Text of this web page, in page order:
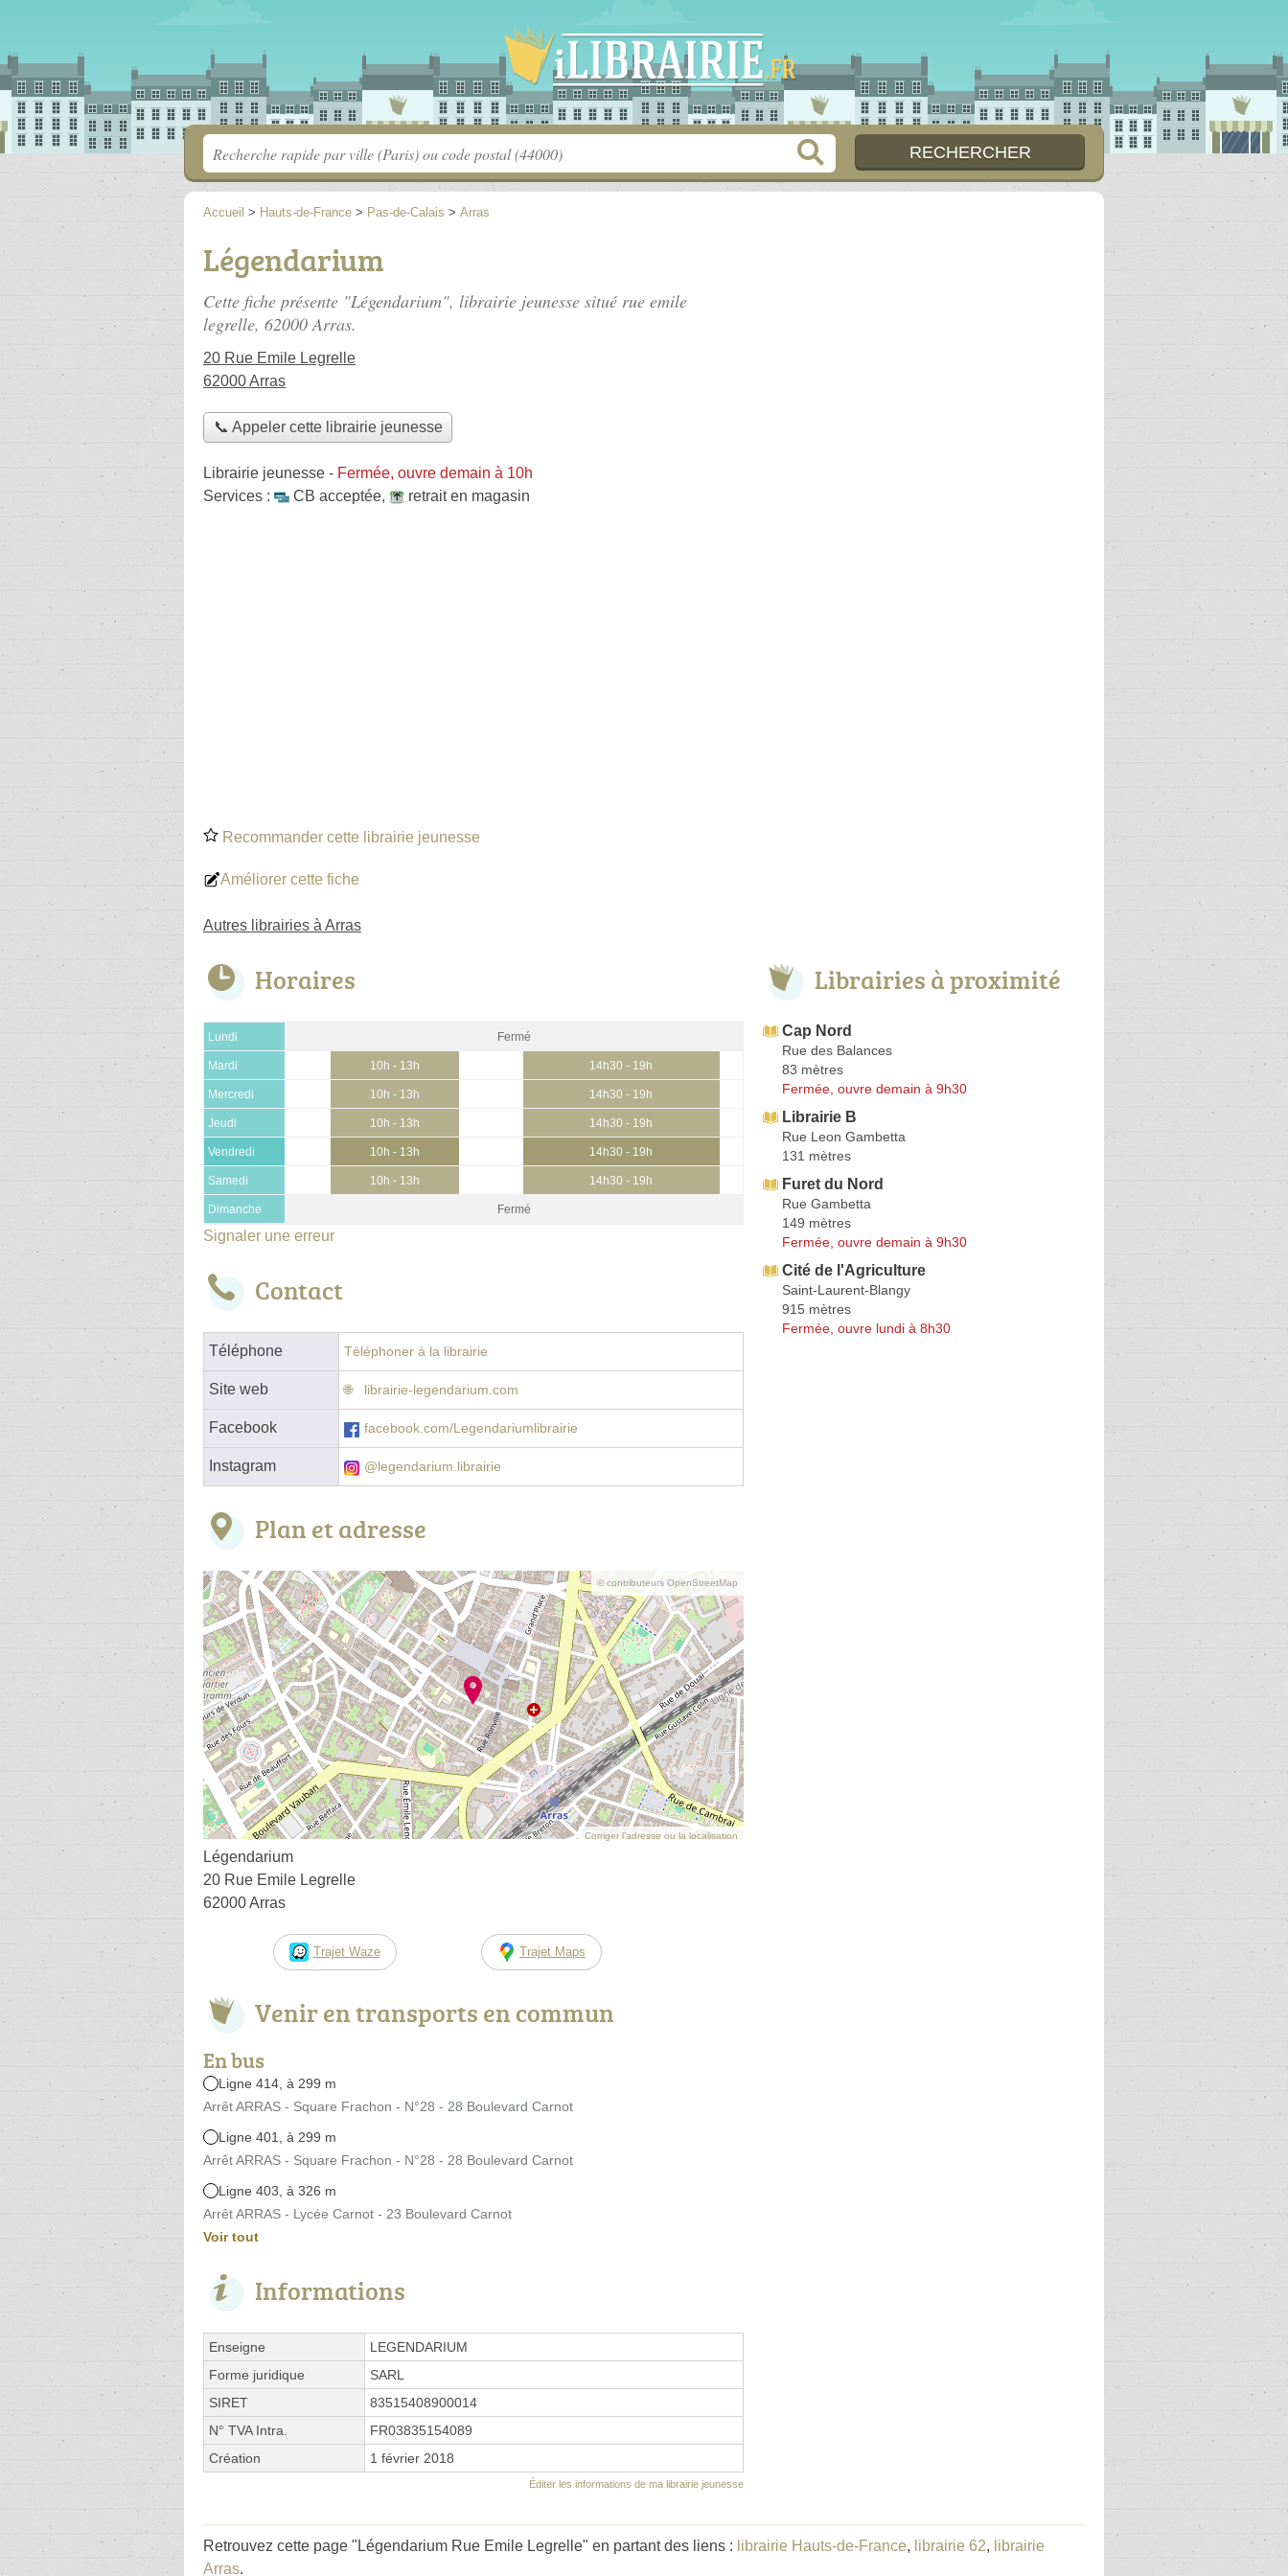
Accueil > Hauts-de-France > Pas-de-Calais > Arras
Légendarium
Cette fiche présente "Légendarium", librairie jeunesse situé rue emile
legrelle, 62000 Arras.
20 Rue Emile Legrelle
62000 Arras
📞 Appeler cette librairie jeunesse
Librairie jeunesse - Fermée, ouvre demain à 10h
Services :
CB acceptée, retrait en magasin
Recommander cette librairie jeunesse
Améliorer cette fiche
Autres librairies à Arras
Horaires
Lundi Fermé
Mardi 10h - 13h 14h30 - 19h
Mercredi 10h - 13h 14h30 - 19h
Jeudi 10h - 13h 14h30 - 19h
Vendredi 10h - 13h 14h30 - 19h
Samedi 10h - 13h 14h30 - 19h
Dimanche Fermé
Signaler une erreur
Contact
Téléphone Téléphoner à la librairie
Site web librairie-legendarium.com
Facebook facebook.com/Legendariumlibrairie
Instagram @legendarium.librairie
Plan et adresse
© contributeurs OpenStreetMap
Corriger l’adresse ou la localisation
Légendarium
20 Rue Emile Legrelle
62000 Arras
Trajet Waze Trajet Maps
Venir en transports en commun
En bus
Ligne 414, à 299 m
Arrêt ARRAS - Square Frachon - N°28 - 28 Boulevard Carnot
Ligne 401, à 299 m
Arrêt ARRAS - Square Frachon - N°28 - 28 Boulevard Carnot
Ligne 403, à 326 m
Arrêt ARRAS - Lycée Carnot - 23 Boulevard Carnot
Voir tout
Informations
Enseigne
LEGENDARIUM
Forme juridique
SARL
SIRET
83515408900014
N° TVA Intra.
FR03835154089
Création
1 février 2018
Éditer les informations de ma librairie jeunesse
Librairies à proximité
Cap Nord
Rue des Balances
83 mètres
Fermée, ouvre demain à 9h30
Librairie B
Rue Leon Gambetta
131 mètres
Furet du Nord
Rue Gambetta
149 mètres
Fermée, ouvre demain à 9h30
Cité de l'Agriculture
Saint-Laurent-Blangy
915 mètres
Fermée, ouvre lundi à 8h30
Retrouvez cette page "Légendarium Rue Emile Legrelle" en partant des liens : librairie Hauts-de-France, librairie 62, librairie
Arras.